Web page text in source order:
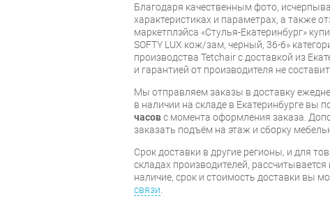
Благодаря качественным фото,
характеристиках и параметрах, а также
маркетплэйса «Стулья-Екатеринбург»
SOFTY LUX кож/зам, черный, 36-6»
производства Tetchair с доставкой из
и гарантией от производителя не составит
Мы отправляем заказы в доставку
в наличии на складе в Екатеринбурге вы
часовс момента оформления заказа.
заказать подъём на этаж и сборку
Срок доставки в другие регионы, и для
складах производителей,
наличие, срок и стоимость доставки вы
связи